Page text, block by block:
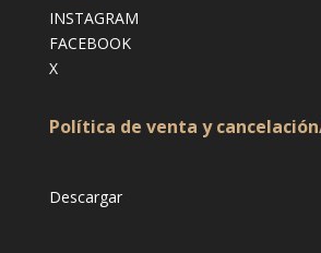
INSTAGRAM
FACEBOOK
X
Política de venta y
Descargar